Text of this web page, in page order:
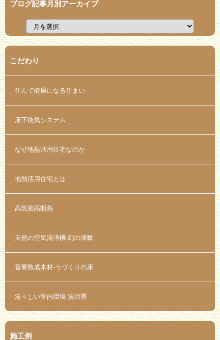
ブログ記事月別アーカイブ
こだわり
住んで健康になる住まい
床下換気システム
なぜ地熱活用住宅なのか
地熱活用住宅とは
高気密高断熱
天然の空気清浄機-幻の漆喰
音響熟成木材-うづくりの床
清々しい室内環境-清活畳
施工例